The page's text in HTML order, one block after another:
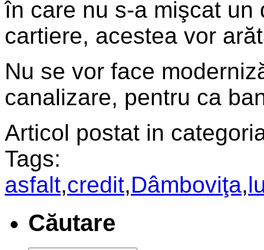
în care nu s-a mişcat un
cartiere, acestea vor
Nu se vor face
canalizare, pentru ca
Articol postat in
Tags:
asfalt,credit,Dâmboviţa,
Căutare